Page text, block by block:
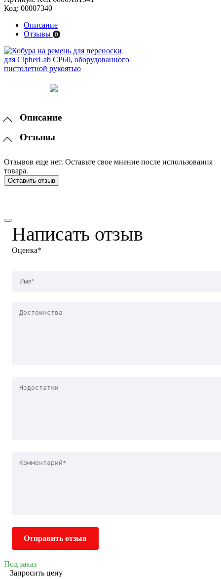
Код: 00007340
Описание
Отзывы 0
Описание
Отзывы
Отзывов еще нет. Оставьте свое мнение после использования
товара.
Оставить отзыв
Написать отзыв
Оценка*
Отправить отзыв
Под заказ
Запросить цену